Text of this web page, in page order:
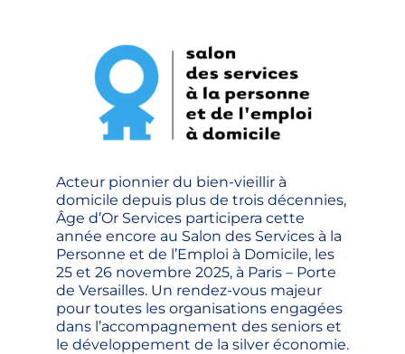
Acteur pionnier du bien-vieillir à
domicile depuis plus de trois décennies,
Âge d’Or Services participera cette
année encore au Salon des Services à la
Personne et de l’Emploi à Domicile, les
25 et 26 novembre 2025, à Paris – Porte
de Versailles. Un rendez-vous majeur
pour toutes les organisations engagées
dans l’accompagnement des seniors et
le développement de la silver économie.